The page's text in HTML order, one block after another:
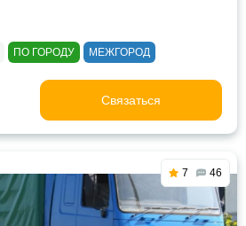
ПО ГОРОДУ МЕЖГОРОД
Связаться
7 46